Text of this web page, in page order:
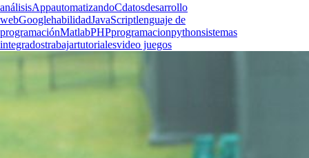
análisisAppautomatizandoCdatosdesarrollo
webGooglehabilidadJavaScriptlenguaje de
programaciónMatlabPHPprogramacionpythonsistemas
integradostrabajartutorialesvideo juegos